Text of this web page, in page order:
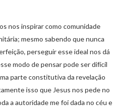
nos inspirar como comunidade
mesmo sabendo que nunca
perseguir esse ideal nos dá
modo de pensar pode ser difícil
parte constitutiva da revelação
isso que Jesus nos pede no
a autoridade me foi dada no céu e